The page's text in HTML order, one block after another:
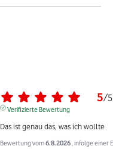
5/5
Verifizierte Bewertung
Das ist genau das, was ich wollte
Bewertung vom6.8.2026 , infolge einer